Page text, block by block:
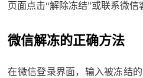
页面点击“解除冻结”或联系微信
微信解冻的正确方法
在微信登录界面，输入被冻结